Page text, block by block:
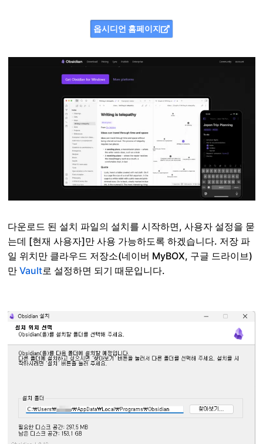
옵시디언 홈페이지
다운로드 된 설치 파일의 설치를 시작하면, 사용자 설정을 묻
는데 [현재 사용자]만 사용 가능하도록 하겠습니다. 저장 파
일 위치만 클라우드 저장소(네이버 MyBOX, 구글 드라이브)
만Vault로 설정하면 되기 때문입니다.